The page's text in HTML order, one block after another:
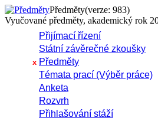
Předměty(verze: 983)
Vyučované předměty, akademický rok
Přijímací řízení
Státní závěrečné zkoušky
x Předměty
Témata prací (Výběr práce)
Anketa
Rozvrh
Přihlašování stáží